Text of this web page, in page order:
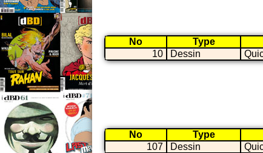
No Type
10
Dessin
No Type
107
Dessin